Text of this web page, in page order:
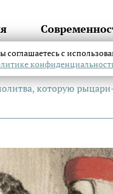
которую
соглашаетесь с